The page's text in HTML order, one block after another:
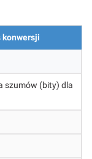
konwersji
szumów (bity) dla